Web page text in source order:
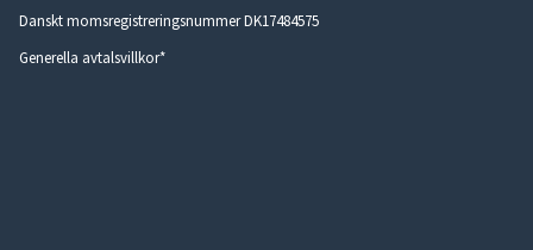
Danskt momsregistreringsnummer DK17484575
Generella avtalsvillkor*